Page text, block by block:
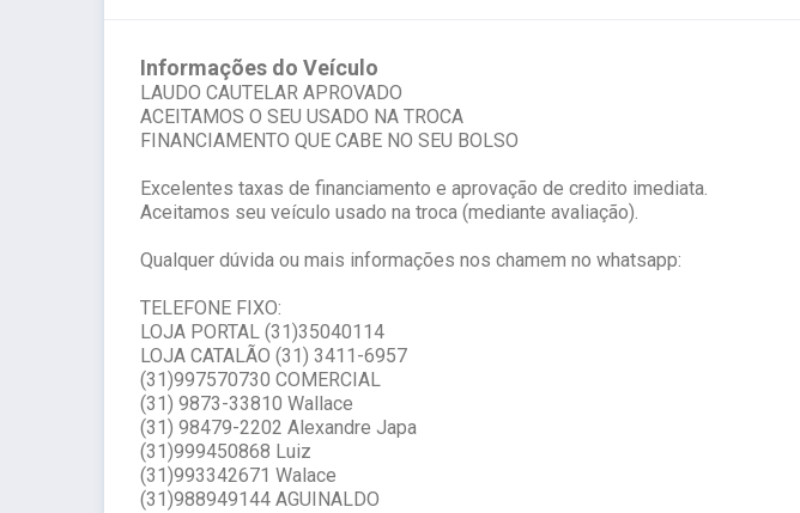
Informações do Veículo
LAUDO CAUTELAR APROVADO
ACEITAMOS O SEU USADO NA TROCA
FINANCIAMENTO QUE CABE NO SEU BOLSO
Excelentes taxas de financiamento e aprovação de credito imediata.
Aceitamos seu veículo usado na troca (mediante avaliação).
Qualquer dúvida ou mais informações nos chamem no whatsapp:
TELEFONE FIXO:
LOJA PORTAL (31)35040114
LOJA CATALÃO (31) 3411-6957
(31)997570730 COMERCIAL
(31) 9873-33810 Wallace
(31) 98479-2202 Alexandre Japa
(31)999450868 Luiz
(31)993342671 Walace
(31)988949144 AGUINALDO